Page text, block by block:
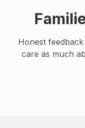
Honest
care as much